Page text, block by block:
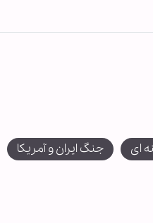
ای جنگ ایران و آمریکا